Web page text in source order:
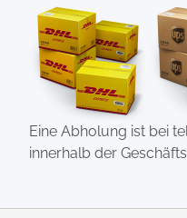
Eine Abholung ist bei
innerhalb der